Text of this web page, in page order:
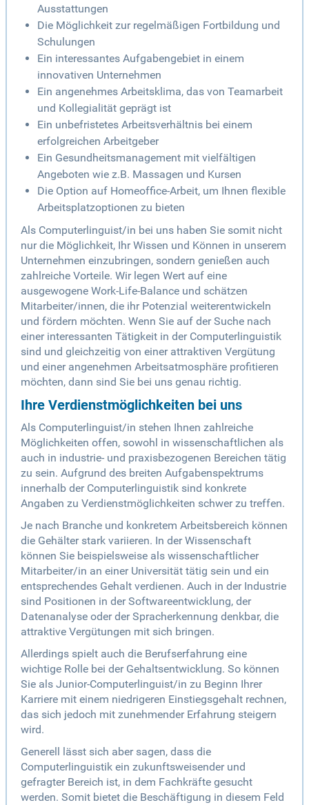
Ausstattungen
Die Möglichkeit zur regelmäßigen Fortbildung und
Schulungen
Ein interessantes Aufgabengebiet in einem
innovativen Unternehmen
Ein angenehmes Arbeitsklima, das von Teamarbeit
und Kollegialität geprägt ist
Ein unbefristetes Arbeitsverhältnis bei einem
erfolgreichen Arbeitgeber
Ein Gesundheitsmanagement mit vielfältigen
Angeboten wie z.B. Massagen und Kursen
Die Option auf Homeoffice-Arbeit, um Ihnen flexible
Arbeitsplatzoptionen zu bieten
Als Computerlinguist/in bei uns haben Sie somit nicht
nur die Möglichkeit, Ihr Wissen und Können in unserem
Unternehmen einzubringen, sondern genießen auch
zahlreiche Vorteile. Wir legen Wert auf eine
ausgewogene Work-Life-Balance und schätzen
Mitarbeiter/innen, die ihr Potenzial weiterentwickeln
und fördern möchten. Wenn Sie auf der Suche nach
einer interessanten Tätigkeit in der Computerlinguistik
sind und gleichzeitig von einer attraktiven Vergütung
und einer angenehmen Arbeitsatmosphäre profitieren
möchten, dann sind Sie bei uns genau richtig.
Ihre Verdienstmöglichkeiten bei uns
Als Computerlinguist/in stehen Ihnen zahlreiche
Möglichkeiten offen, sowohl in wissenschaftlichen als
auch in industrie- und praxisbezogenen Bereichen tätig
zu sein. Aufgrund des breiten Aufgabenspektrums
innerhalb der Computerlinguistik sind konkrete
Angaben zu Verdienstmöglichkeiten schwer zu treffen.
Je nach Branche und konkretem Arbeitsbereich können
die Gehälter stark variieren. In der Wissenschaft
können Sie beispielsweise als wissenschaftlicher
Mitarbeiter/in an einer Universität tätig sein und ein
entsprechendes Gehalt verdienen. Auch in der Industrie
sind Positionen in der Softwareentwicklung, der
Datenanalyse oder der Spracherkennung denkbar, die
attraktive Vergütungen mit sich bringen.
Allerdings spielt auch die Berufserfahrung eine
wichtige Rolle bei der Gehaltsentwicklung. So können
Sie als Junior-Computerlinguist/in zu Beginn Ihrer
Karriere mit einem niedrigeren Einstiegsgehalt rechnen,
das sich jedoch mit zunehmender Erfahrung steigern
wird.
Generell lässt sich aber sagen, dass die
Computerlinguistik ein zukunftsweisender und
gefragter Bereich ist, in dem Fachkräfte gesucht
werden. Somit bietet die Beschäftigung in diesem Feld